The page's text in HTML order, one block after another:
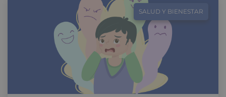
SALUD Y BIENESTAR